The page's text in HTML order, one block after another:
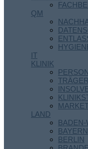
QM
IT
KLINIK
LAND
BADEN-
BAYERN
BERLIN